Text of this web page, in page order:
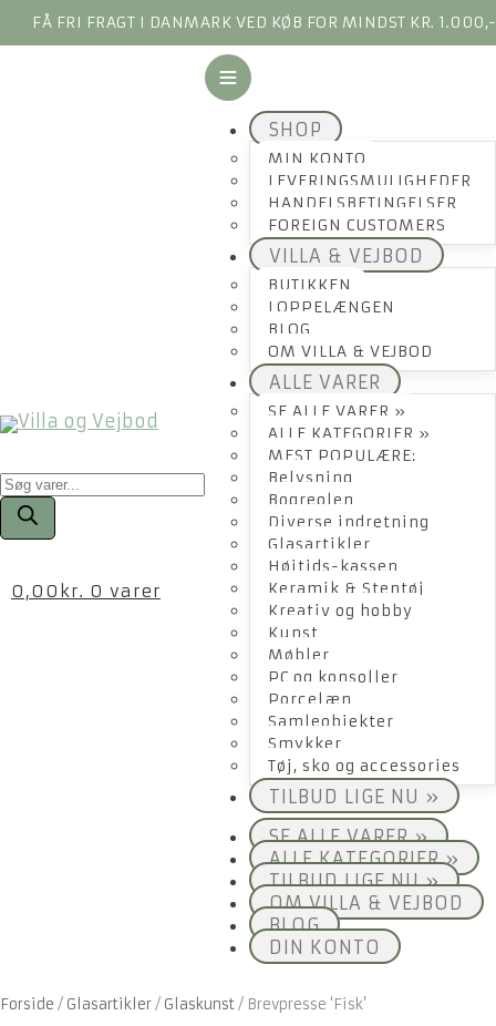
FÅ FRI FRAGT I DANMARK VED KØB FOR MINDST KR. 1.000,-
Products
search
0,00 kr. 0 varer
SHOP
MIN KONTO
LEVERINGSMULIGHEDER
HANDELSBETINGELSER
FOREIGN CUSTOMERS
VILLA & VEJBOD
BUTIKKEN
LOPPELÆNGEN
BLOG
OM VILLA & VEJBOD
ALLE VARER
SE ALLE VARER »
ALLE KATEGORIER »
MEST POPULÆRE:
Belysning
Bogreolen
Diverse indretning
Glasartikler
Højtids-kassen
Keramik & Stentøj
Kreativ og hobby
Kunst
Møbler
PC og konsoller
Porcelæn
Samleobjekter
Smykker
Tøj, sko og accessories
TILBUD LIGE NU »
SE ALLE VARER »
ALLE KATEGORIER »
TILBUD LIGE NU »
OM VILLA & VEJBOD
BLOG
DIN KONTO
Forside / Glasartikler/ Glaskunst/ Brevpresse ‘Fisk’